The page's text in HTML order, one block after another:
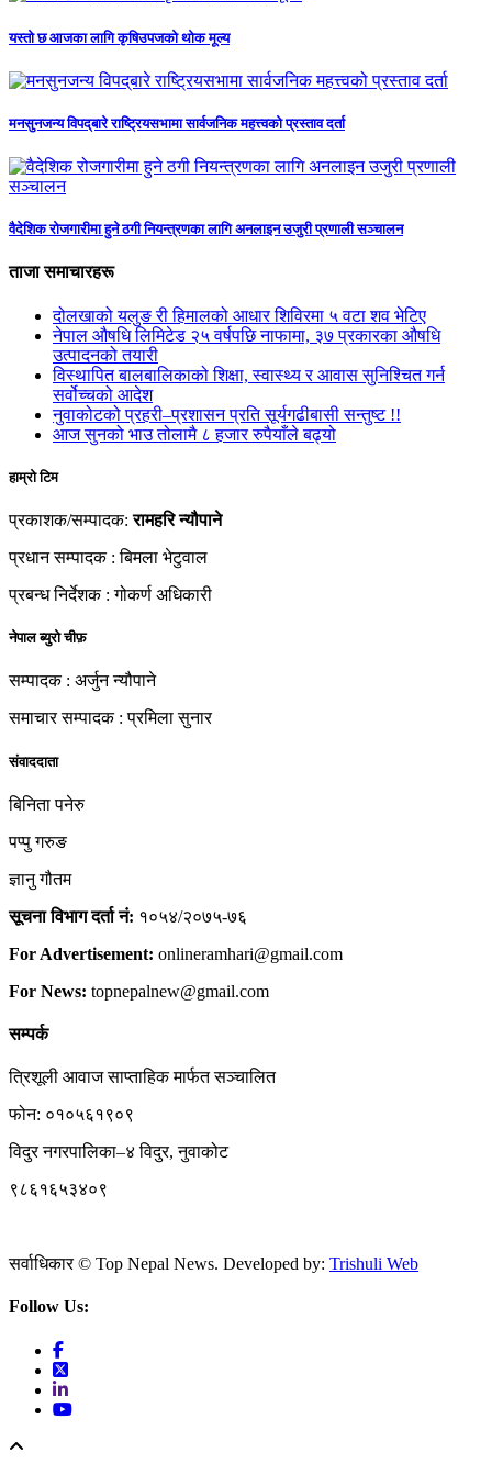
यस्तो छ आजका लागि कृषिउपजको थोक मूल्य
मनसुनजन्य विपद‍्बारे राष्ट्रियसभामा सार्वजनिक महत्त्वको प्रस्ताव दर्ता
वैदेशिक रोजगारीमा हुने ठगी नियन्त्रणका लागि अनलाइन उजुरी प्रणाली सञ्चालन
ताजा समाचारहरू
दोलखाको यलुङ री हिमालको आधार शिविरमा ५ वटा शव भेटिए
नेपाल औषधि लिमिटेड २५ वर्षपछि नाफामा, ३७ प्रकारका औषधि
उत्पादनको तयारी
विस्थापित बालबालिकाको शिक्षा, स्वास्थ्य र आवास सुनिश्चित गर्न
सर्वोच्चको आदेश
नुवाकोटको प्रहरी–प्रशासन प्रति सूर्यगढीबासी सन्तुष्ट !!
आज सुनको भाउ तोलामै ८ हजार रुपैयाँले बढ्यो
हाम्रो टिम
प्रकाशक/सम्पादक:रामहरि न्यौपाने
प्रधान सम्पादक : बिमला भेटुवाल
प्रबन्ध निर्देशक : गोकर्ण अधिकारी
नेपाल ब्युरो चीफ़
सम्पादक : अर्जुन न्यौपाने
समाचार सम्पादक : प्रमिला सुनार
संवाददाता
बिनिता पनेरु
पप्पु गरुङ
ज्ञानु गौतम
सूचना विभाग दर्ता नं: १०५४/२०७५-७६
For Advertisement: onlineramhari@gmail.com
For News: topnepalnew@gmail.com
सम्पर्क
त्रिशूली आवाज साप्ताहिक मार्फत सञ्चालित
फोन: ०१०५६१९०९
विदुर नगरपालिका–४ विदुर, नुवाकोट
९८६१६५३४०९
सर्वाधिकार © Top Nepal News. Developed by: Trishuli Web
Follow Us: